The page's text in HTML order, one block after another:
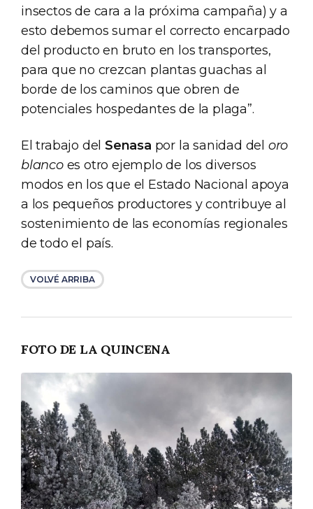
insectos de cara a la próxima campaña) y a
esto debemos sumar el correcto encarpado
del producto en bruto en los transportes,
para que no crezcan plantas guachas al
borde de los caminos que obren de
potenciales hospedantes de la plaga”.
El trabajo del Senasa por la sanidad del oro
blancoes otro ejemplo de los diversos
modos en los que el Estado Nacional apoya
a los pequeños productores y contribuye al
sostenimiento de las economías regionales
de todo el país.
VOLVÉ ARRIBA
FOTO DE LA QUINCENA